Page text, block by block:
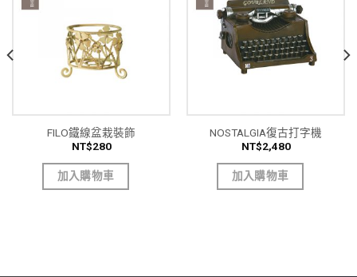
FILO鐵線盆栽裝飾
NT$280
加入購物車
NOSTALGIA復古打字機
NT$2,480
加入購物車